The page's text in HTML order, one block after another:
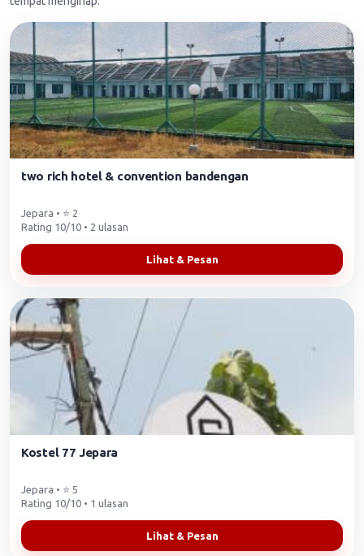
two rich hotel & convention bandengan
Jepara • ⭐ 2
Rating 10/10 • 2 ulasan
Lihat & Pesan
Kostel 77 Jepara
Jepara • ⭐ 5
Rating 10/10 • 1 ulasan
Lihat & Pesan